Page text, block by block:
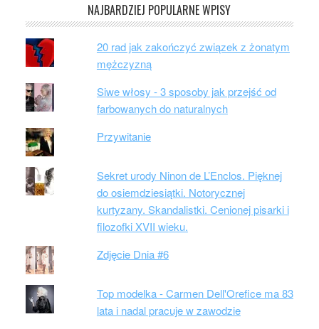
NAJBARDZIEJ POPULARNE WPISY
20 rad jak zakończyć związek z żonatym
mężczyzną
Siwe włosy - 3 sposoby jak przejść od
farbowanych do naturalnych
Przywitanie
Sekret urody Ninon de L’Enclos. Pięknej
do osiemdziesiątki. Notorycznej
kurtyzany. Skandalistki. Cenionej pisarki i
filozofki XVII wieku.
Zdjęcie Dnia #6
Top modelka - Carmen Dell'Orefice ma 83
lata i nadal pracuje w zawodzie